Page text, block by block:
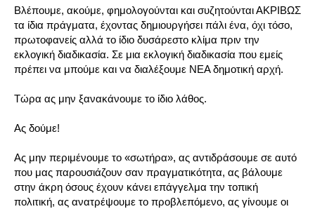
Βλέπουμε, ακούμε, φημολογούνται και συζητούνται ΑΚΡΙΒΩΣ
τα ίδια πράγματα, έχοντας δημιουργήσει πάλι ένα, όχι τόσο,
πρωτοφανείς αλλά το ίδιο δυσάρεστο κλίμα πριν την
εκλογική διαδικασία. Σε μια εκλογική διαδικασία που εμείς
πρέπει να μπούμε και να διαλέξουμε ΝΕΑ δημοτική αρχή.
Τώρα ας μην ξανακάνουμε το ίδιο λάθος.
Ας δούμε!
Ας μην περιμένουμε το «σωτήρα», ας αντιδράσουμε σε αυτό
που μας παρουσιάζουν σαν πραγματικότητα, ας βάλουμε
στην άκρη όσους έχουν κάνει επάγγελμα την τοπική
πολιτική, ας ανατρέψουμε το προβλεπόμενο, ας γίνουμε οι